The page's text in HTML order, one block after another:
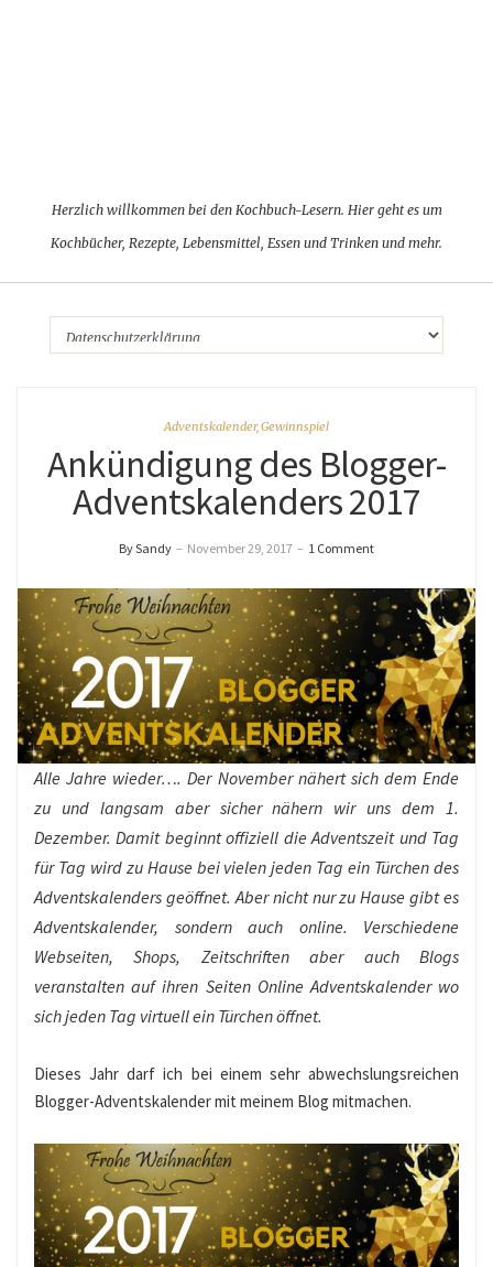
Herzlich willkommen bei den Kochbuch-Lesern. Hier geht es um
Kochbücher, Rezepte, Lebensmittel, Essen und Trinken und mehr.
Adventskalender,Gewinnspiel
Ankündigung des Blogger-
Adventskalenders 2017
By Sandy – November 29, 2017 – 1 Comment
Alle Jahre wieder…. Der November nähert sich dem Ende
zu und langsam aber sicher nähern wir uns dem 1.
Dezember. Damit beginnt offiziell die Adventszeit und Tag
für Tag wird zu Hause bei vielen jeden Tag ein Türchen des
Adventskalenders geöffnet. Aber nicht nur zu Hause gibt es
Adventskalender, sondern auch online. Verschiedene
Webseiten, Shops, Zeitschriften aber auch Blogs
veranstalten auf ihren Seiten Online Adventskalender wo
sich jeden Tag virtuell ein Türchen öffnet.
Dieses Jahr darf ich bei einem sehr abwechslungsreichen
Blogger-Adventskalender mit meinem Blog mitmachen.